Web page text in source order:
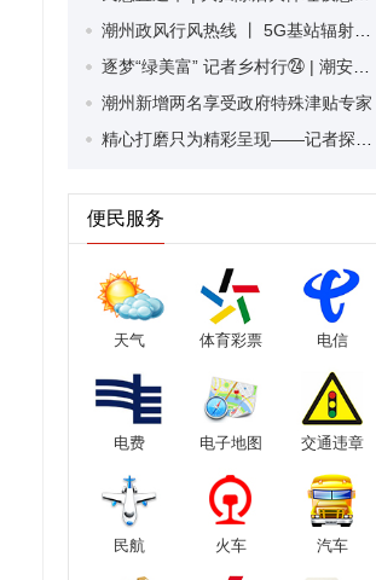
潮州新增两名享受政府特殊津贴专家
便民服务
天气 体育彩票 电信
电费 电子地图 交通违章
民航 火车 汽车